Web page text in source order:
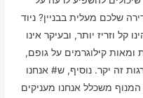
שלכם מעלית בבניין? ניוד
קל וזריז יותר, ובעיקר אינו
ומאות קילוגרמים על גופם,
זה יקר. נוסיף, ש# אנחנו
משכלל אנחנו מעניקים